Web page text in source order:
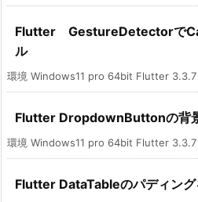
Flutter GestureDetectorで
ル
環境 Windows11 pro 64bit Flutter 3.3.7
Flutter DropdownButtonの背
環境 Windows11 pro 64bit Flutter 3.3.7
Flutter DataTableのパディング